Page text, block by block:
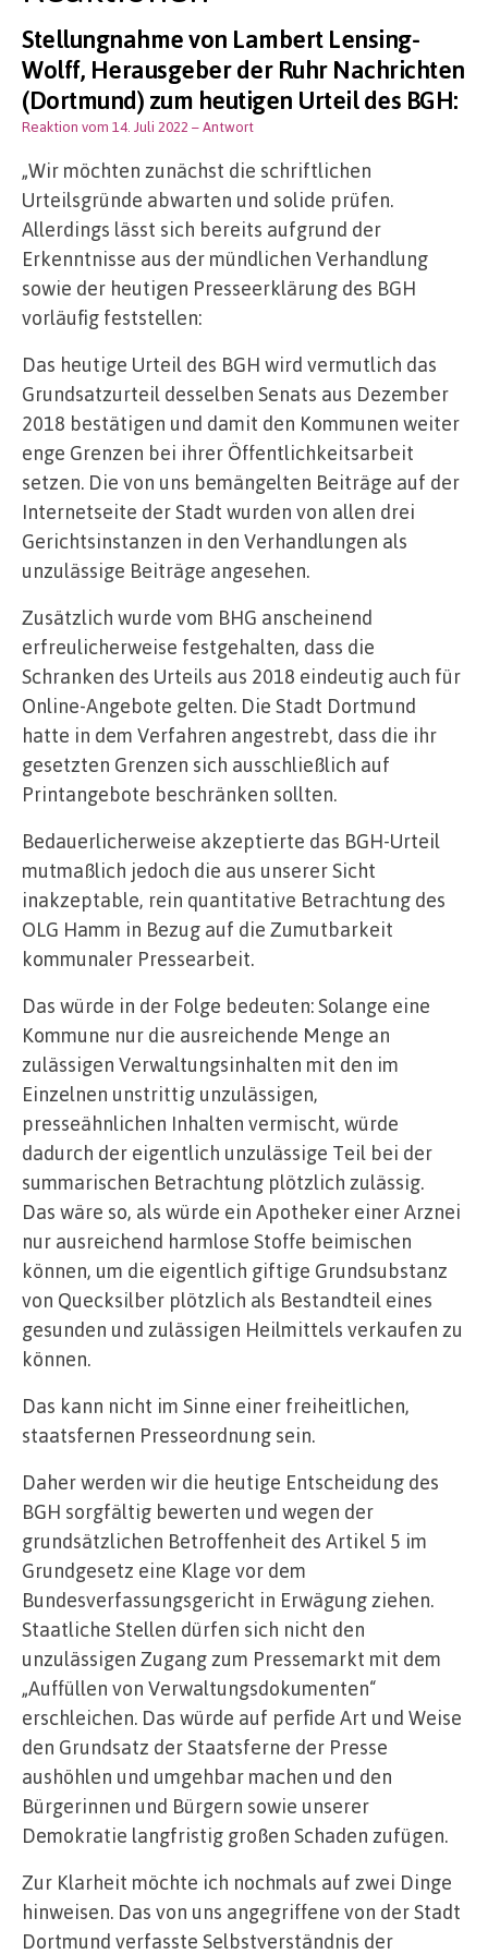
Stellungnahme von Lambert Lensing-
Wolff, Herausgeber der Ruhr Nachrichten
(Dortmund) zum heutigen Urteil des BGH:
Reaktion vom 14. Juli 2022 – Antwort
„Wir möchten zunächst die schriftlichen
Urteilsgründe abwarten und solide prüfen.
Allerdings lässt sich bereits aufgrund der
Erkenntnisse aus der mündlichen Verhandlung
sowie der heutigen Presseerklärung des BGH
vorläufig feststellen:
Das heutige Urteil des BGH wird vermutlich das
Grundsatzurteil desselben Senats aus Dezember
2018 bestätigen und damit den Kommunen weiter
enge Grenzen bei ihrer Öffentlichkeitsarbeit
setzen. Die von uns bemängelten Beiträge auf der
Internetseite der Stadt wurden von allen drei
Gerichtsinstanzen in den Verhandlungen als
unzulässige Beiträge angesehen.
Zusätzlich wurde vom BHG anscheinend
erfreulicherweise festgehalten, dass die
Schranken des Urteils aus 2018 eindeutig auch für
Online-Angebote gelten. Die Stadt Dortmund
hatte in dem Verfahren angestrebt, dass die ihr
gesetzten Grenzen sich ausschließlich auf
Printangebote beschränken sollten.
Bedauerlicherweise akzeptierte das BGH-Urteil
mutmaßlich jedoch die aus unserer Sicht
inakzeptable, rein quantitative Betrachtung des
OLG Hamm in Bezug auf die Zumutbarkeit
kommunaler Pressearbeit.
Das würde in der Folge bedeuten: Solange eine
Kommune nur die ausreichende Menge an
zulässigen Verwaltungsinhalten mit den im
Einzelnen unstrittig unzulässigen,
presseähnlichen Inhalten vermischt, würde
dadurch der eigentlich unzulässige Teil bei der
summarischen Betrachtung plötzlich zulässig.
Das wäre so, als würde ein Apotheker einer Arznei
nur ausreichend harmlose Stoffe beimischen
können, um die eigentlich giftige Grundsubstanz
von Quecksilber plötzlich als Bestandteil eines
gesunden und zulässigen Heilmittels verkaufen zu
können.
Das kann nicht im Sinne einer freiheitlichen,
staatsfernen Presseordnung sein.
Daher werden wir die heutige Entscheidung des
BGH sorgfältig bewerten und wegen der
grundsätzlichen Betroffenheit des Artikel 5 im
Grundgesetz eine Klage vor dem
Bundesverfassungsgericht in Erwägung ziehen.
Staatliche Stellen dürfen sich nicht den
unzulässigen Zugang zum Pressemarkt mit dem
„Auffüllen von Verwaltungsdokumenten“
erschleichen. Das würde auf perfide Art und Weise
den Grundsatz der Staatsferne der Presse
aushöhlen und umgehbar machen und den
Bürgerinnen und Bürgern sowie unserer
Demokratie langfristig großen Schaden zufügen.
Zur Klarheit möchte ich nochmals auf zwei Dinge
hinweisen. Das von uns angegriffene von der Stadt
Dortmund verfasste Selbstverständnis der